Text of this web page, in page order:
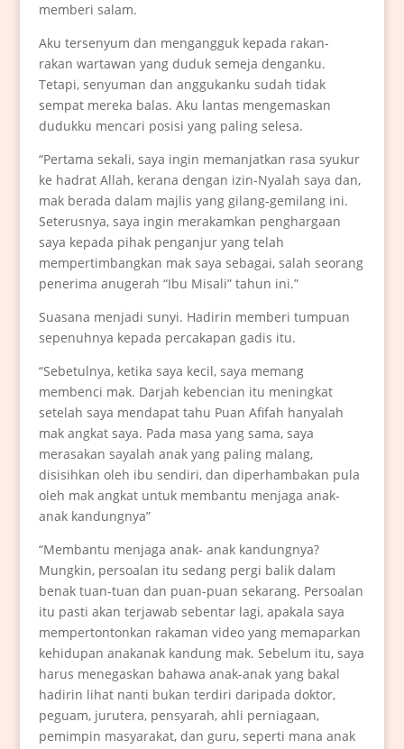
memberi salam.
Aku tersenyum dan mengangguk kepada rakan-
rakan wartawan yang duduk semeja denganku.
Tetapi, senyuman dan anggukanku sudah tidak
sempat mereka balas. Aku lantas mengemaskan
dudukku mencari posisi yang paling selesa.
“Pertama sekali, saya ingin memanjatkan rasa syukur
ke hadrat Allah, kerana dengan izin-Nyalah saya dan,
mak berada dalam majlis yang gilang-gemilang ini.
Seterusnya, saya ingin merakamkan penghargaan
saya kepada pihak penganjur yang telah
mempertimbangkan mak saya sebagai, salah seorang
penerima anugerah “Ibu Misali” tahun ini.”
Suasana menjadi sunyi. Hadirin memberi tumpuan
sepenuhnya kepada percakapan gadis itu.
“Sebetulnya, ketika saya kecil, saya memang
membenci mak. Darjah kebencian itu meningkat
setelah saya mendapat tahu Puan Afifah hanyalah
mak angkat saya. Pada masa yang sama, saya
merasakan sayalah anak yang paling malang,
disisihkan oleh ibu sendiri, dan diperhambakan pula
oleh mak angkat untuk membantu menjaga anak-
anak kandungnya”
“Membantu menjaga anak- anak kandungnya?
Mungkin, persoalan itu sedang pergi balik dalam
benak tuan-tuan dan puan-puan sekarang. Persoalan
itu pasti akan terjawab sebentar lagi, apakala saya
mempertontonkan rakaman video yang memaparkan
kehidupan anakanak kandung mak. Sebelum itu, saya
harus menegaskan bahawa anak-anak yang bakal
hadirin lihat nanti bukan terdiri daripada doktor,
peguam, jurutera, pensyarah, ahli perniagaan,
pemimpin masyarakat, dan guru, seperti mana anak